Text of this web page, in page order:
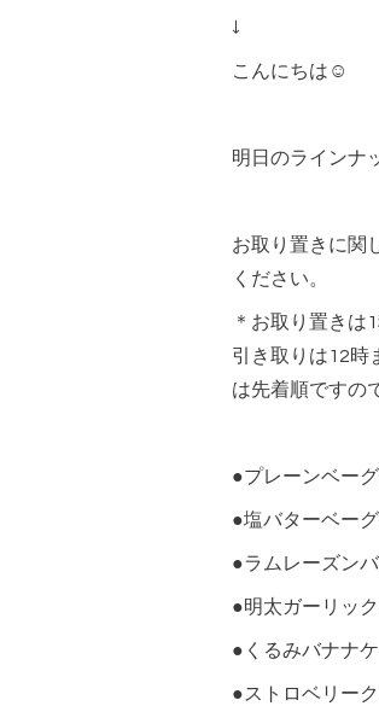
↓
こんにちは☺︎
明日のラインナ
お取り置きに関
ください。
＊お取り置きは
引き取りは12時
は先着順ですの
●プレーンベー
●塩バターベー
●ラムレーズン
●明太ガーリッ
●くるみバナナ
●ストロベリー